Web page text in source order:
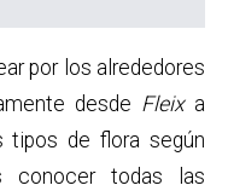
por los alrededores
desde Fleixa
de flora según
conocer todas las